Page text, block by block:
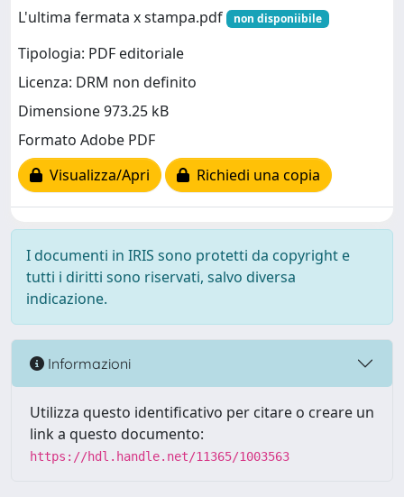
L'ultima fermata x stampa.pdf
non disponiibile
Tipologia: PDF editoriale
Licenza: DRM non definito
Dimensione 973.25 kB
Formato Adobe PDF
Visualizza/Apri
Richiedi una copia
I documenti in IRIS sono protetti da copyright e
tutti i diritti sono riservati, salvo diversa
indicazione.
Informazioni
Utilizza questo identificativo per citare o creare un
link a questo documento:
https://hdl.handle.net/11365/1003563